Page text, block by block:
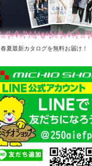
春夏最新カタログを無料お届け！